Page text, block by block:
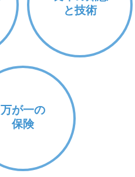
と技術
万が一の
保険